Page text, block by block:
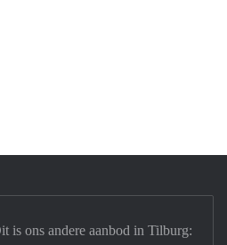
is ons andere aanbod in Tilburg: